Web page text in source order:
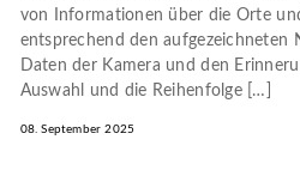
von Informationen über die Orte
entsprechend den aufgezeichneten
Daten der Kamera und den
Auswahl und die Reihenfolge […]
08. September 2025